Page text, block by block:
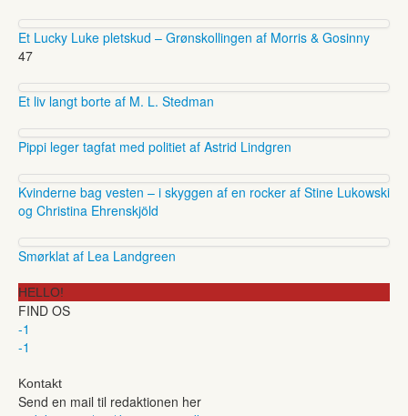
Et Lucky Luke pletskud – Grønskollingen af Morris & Gosinny
47
Et liv langt borte af M. L. Stedman
Pippi leger tagfat med politiet af Astrid Lindgren
Kvinderne bag vesten – i skyggen af en rocker af Stine Lukowski
og Christina Ehrenskjöld
Smørklat af Lea Landgreen
HELLO!
FIND OS
-1
-1
Kontakt
Send en mail til redaktionen her